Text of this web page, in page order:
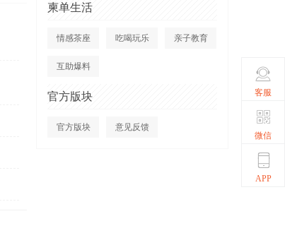
柬单生活
情感茶座 吃喝玩乐 亲子教育
互助爆料
官方版块
官方版块 意见反馈
客服
微信
APP